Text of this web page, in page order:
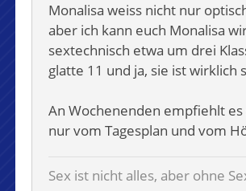
Monalisa weiss nicht nur
aber ich kann euch Monalisa
sextechnisch etwa um drei
glatte 11 und ja, sie ist wirklich
An Wochenenden empfiehlt
nur vom Tagesplan und vom
Sex ist nicht alles, aber ohne